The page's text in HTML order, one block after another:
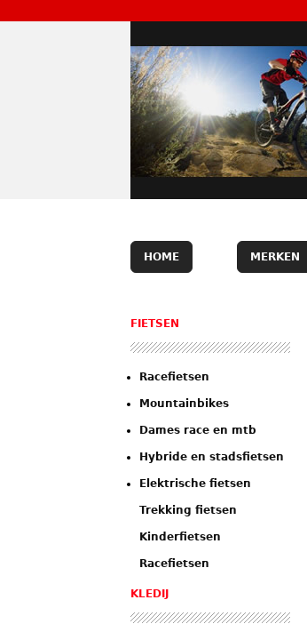
HOME MERKEN
FIETSEN
Racefietsen
Mountainbikes
Dames race en mtb
Hybride en stadsfietsen
Elektrische fietsen
Trekking fietsen
Kinderfietsen
Racefietsen
KLEDIJ